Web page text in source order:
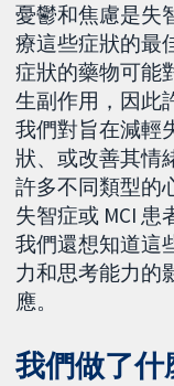
憂鬱和焦慮是失
療這些症狀的最
症狀的藥物可能
生副作用，因此
我們對旨在減輕
狀、或改善其情
許多不同類型的
失智症或 MCI 患
我們還想知道這
力和思考能力的
應。
我們做了什